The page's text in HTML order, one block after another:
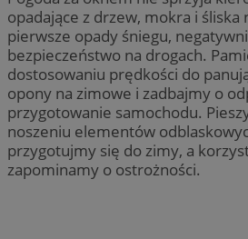
opadające z drzew, mokra i śliska
pierwsze opady śniegu,
bezpieczeństwo na drogach.
dostosowaniu prędkości do
opony na zimowe i zadbajmy o
przygotowanie samochodu.
noszeniu elementów
przygotujmy się do zimy, a
zapominamy o ostrożności.